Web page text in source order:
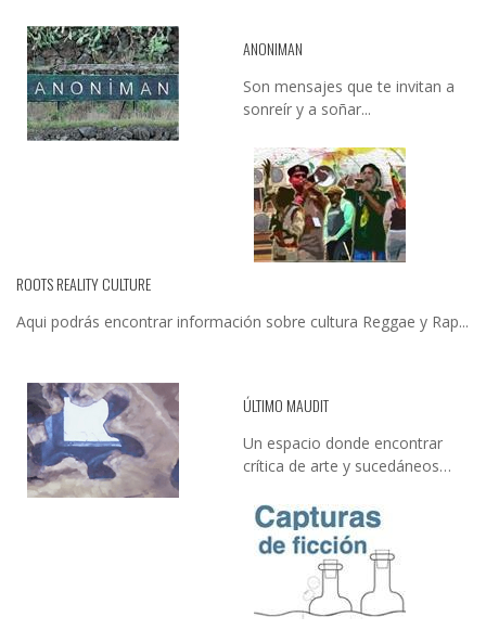
ANONIMAN
Son mensajes que te invitan a
sonreír y a soñar...
ROOTS REALITY CULTURE
Aqui podrás encontrar información sobre cultura Reggae y Rap...
ÚLTIMO MAUDIT
Un espacio donde encontrar
crítica de arte y sucedáneos…